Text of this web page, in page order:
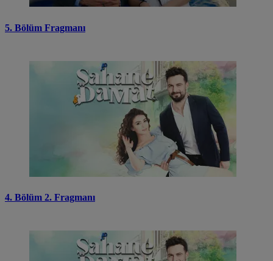
5. Bölüm Fragmanı
4. Bölüm 2. Fragmanı